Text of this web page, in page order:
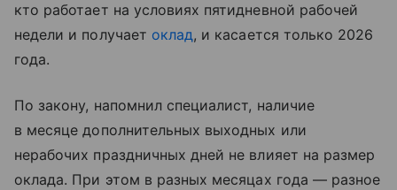
кто работает на условиях пятидневной рабочей
недели и получает оклад, и касается только 2026
года.
По закону, напомнил специалист, наличие
в месяце дополнительных выходных или
нерабочих праздничных дней не влияет на размер
оклада. При этом в разных месяцах года — разное